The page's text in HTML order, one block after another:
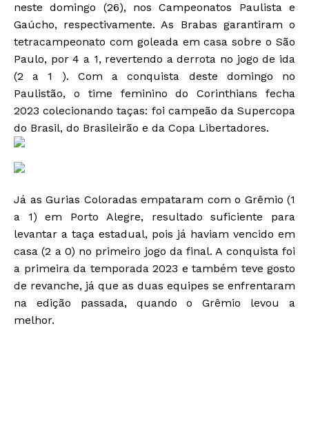
neste domingo (26), nos Campeonatos Paulista e
Gaúcho, respectivamente. As Brabas garantiram o
tetracampeonato com goleada em casa sobre o São
Paulo, por 4 a 1, revertendo a derrota no jogo de ida
(2 a 1 ). Com a conquista deste domingo no
Paulistão, o time feminino do Corinthians fecha
2023 colecionando taças: foi campeão da Supercopa
do Brasil, do Brasileirão e da Copa Libertadores.
Já as Gurias Coloradas empataram com o Grêmio (1
a 1) em Porto Alegre, resultado suficiente para
levantar a taça estadual, pois já haviam vencido em
casa (2 a 0) no primeiro jogo da final. A conquista foi
a primeira da temporada 2023 e também teve gosto
de revanche, já que as duas equipes se enfrentaram
na edição passada, quando o Grêmio levou a
melhor.